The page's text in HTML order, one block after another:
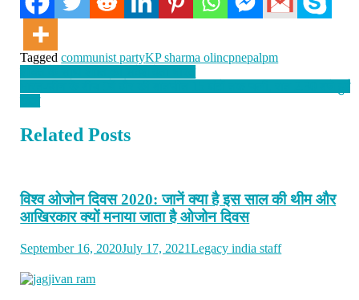
Taggedcommunist partyKP sharma olincpnepalpm
Post
navigation
शक्ति के साथ शांति का संदेश देता भारत
भारत-चीन के बीच 9वें दौर की बातचीत 15 घंटों तक चली, रात 2.30 बजे हुई
खत्म
Related Posts
विश्व ओजोन दिवस 2020: जानें क्या है इस साल की थीम और
आखिरकार क्यों मनाया जाता है ओजोन दिवस
September 16, 2020July 17, 2021Legacy india staff